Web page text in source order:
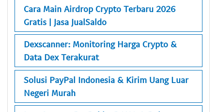
Cara Main Airdrop Crypto Terbaru 2026
Gratis | Jasa JualSaldo
Dexscanner: Monitoring Harga Crypto &
Data Dex Terakurat
Solusi PayPal Indonesia & Kirim Uang Luar
Negeri Murah